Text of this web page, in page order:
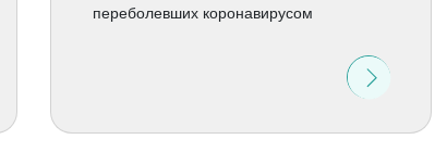
переболевших коронавирусом